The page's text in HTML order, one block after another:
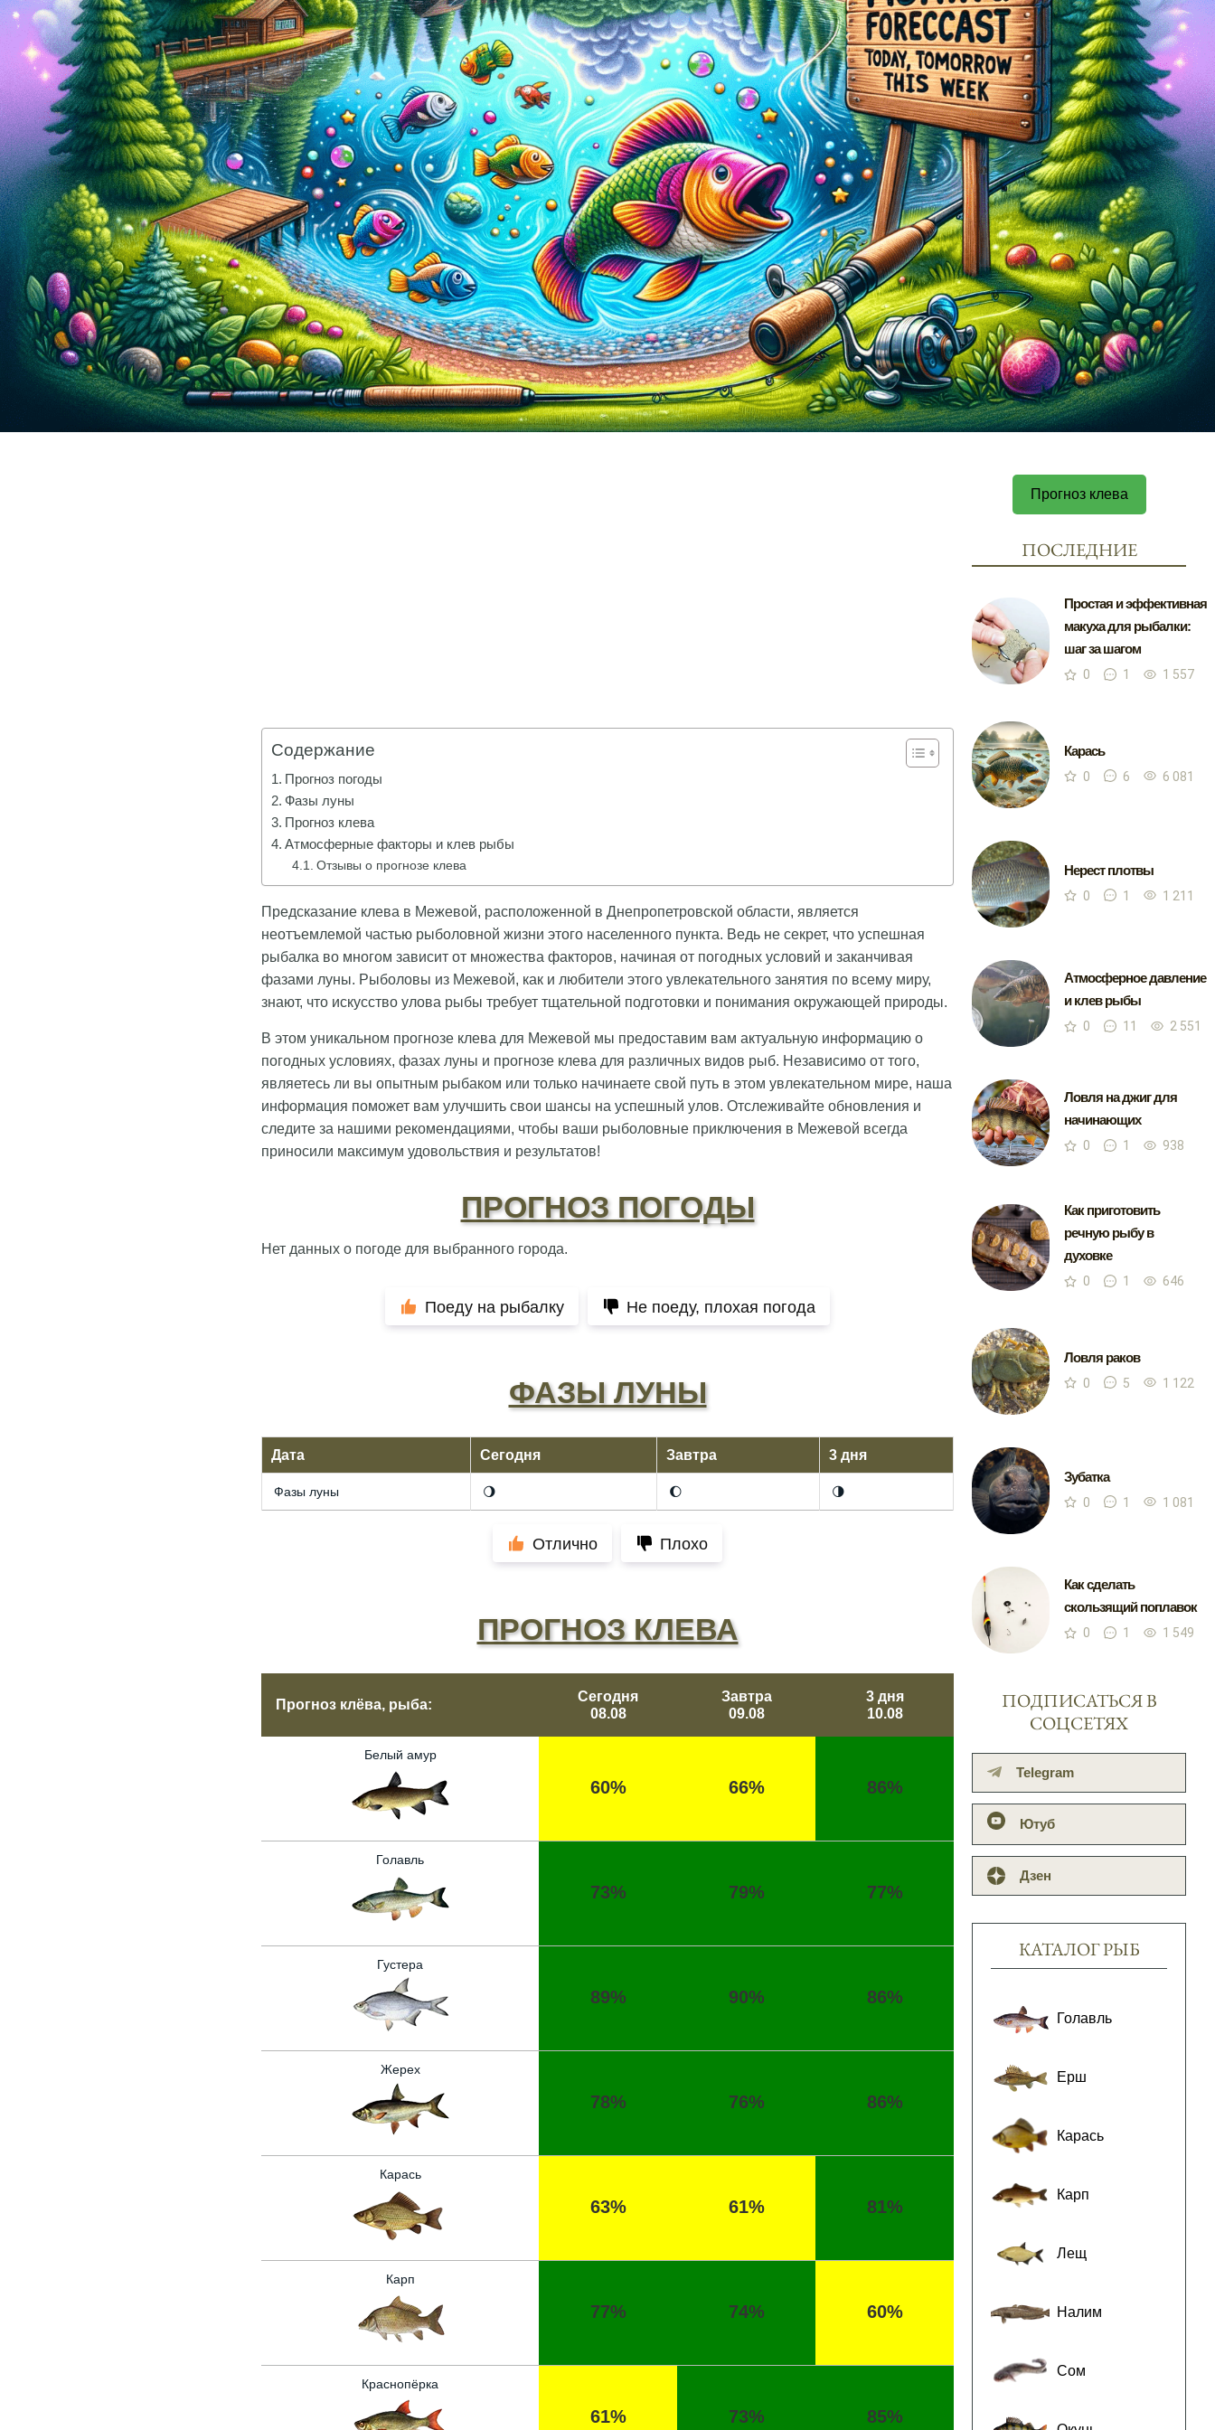
Содержание
Прогноз погоды
Фазы луны
Прогноз клева
Атмосферные факторы и клев рыбы
Отзывы о прогнозе клева
Предсказание клева в Межевой, расположенной в Днепропетровской области, является
неотъемлемой частью рыболовной жизни этого населенного пункта. Ведь не секрет, что успешная
рыбалка во многом зависит от множества факторов, начиная от погодных условий и заканчивая
фазами луны. Рыболовы из Межевой, как и любители этого увлекательного занятия по всему миру,
знают, что искусство улова рыбы требует тщательной подготовки и понимания окружающей природы.
В этом уникальном прогнозе клева для Межевой мы предоставим вам актуальную информацию о
погодных условиях, фазах луны и прогнозе клева для различных видов рыб. Независимо от того,
являетесь ли вы опытным рыбаком или только начинаете свой путь в этом увлекательном мире, наша
информация поможет вам улучшить свои шансы на успешный улов. Отслеживайте обновления и
следите за нашими рекомендациями, чтобы ваши рыболовные приключения в Межевой всегда
приносили максимум удовольствия и результатов!
ПРОГНОЗ ПОГОДЫ
Нет данных о погоде для выбранного города.
Поеду на рыбалку Не поеду, плохая погода
ФАЗЫ ЛУНЫ
Дата Сегодня Завтра 3 дня
Фазы луны 🌖 🌔 🌗
Отлично Плохо
ПРОГНОЗ КЛЕВА
Прогноз клёва, рыба:
Сегодня
08.08
Завтра
09.08
3 дня
10.08
Белый амур
60% 66% 86%
Голавль
73% 79% 77%
Густера
89% 90% 86%
Жерех
78% 76% 86%
Карась
63% 61% 81%
Карп
77% 74% 60%
Краснопёрка
61% 73% 85%
Прогноз клева
ПОСЛЕДНИЕ
Простая и эффективная
макуха для рыбалки:
шаг за шагом
0 1 1 557
Карась
0 6 6 081
Нерест плотвы
0 1 1 211
Атмосферное давление
и клев рыбы
0 11 2 551
Ловля на джиг для
начинающих
0 1 938
Как приготовить
речную рыбу в
духовке
0 1 646
Ловля раков
0 5 1 122
Зубатка
0 1 1 081
Как сделать
скользящий поплавок
0 1 1 549
ПОДПИСАТЬСЯ В
СОЦСЕТЯХ
Telegram
Ютуб
Дзен
КАТАЛОГ РЫБ
Голавль
Ерш
Карась
Карп
Лещ
Налим
Сом